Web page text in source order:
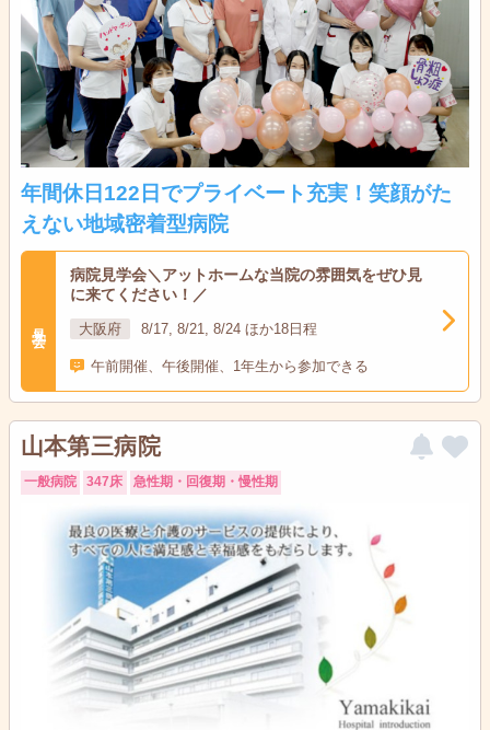
年間休日122日でプライベート充実！笑顔がた
えない地域密着型病院
病院見学会＼アットホームな当院の雰囲気をぜひ見
に来てください！／
大阪府 8/17, 8/21, 8/24 ほか18日程
午前開催、午後開催、1年生から参加できる
山本第三病院
一般病院 347床 急性期・回復期・慢性期